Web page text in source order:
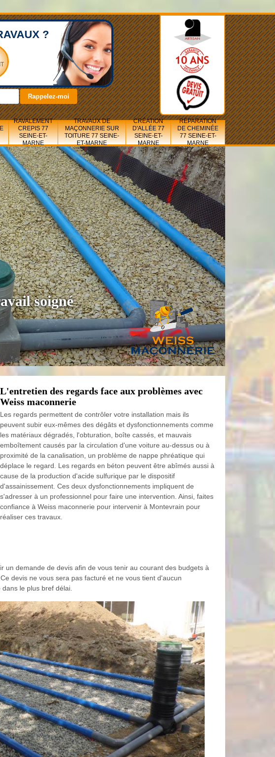
?
RAVALEMENT
CREPIS 77
SEINE-ET-
MARNE
TRAVAUX DE
MAÇONNERIE SUR
TOITURE 77 SEINE-
ET-MARNE
CRÉATION
D'ALLÉE 77
SEINE-ET-
MARNE
RÉPARATION
DE CHEMINÉE
77 SEINE-ET-
MARNE
soigné
L'entretien des regards face aux problèmes avec
Weiss maconnerie
Les regards permettent de contrôler votre installation mais ils
peuvent subir eux-mêmes des dégâts et dysfonctionnements comme
les matériaux dégradés, l'obturation, boîte cassés, et mauvais
emboîtement causés par la circulation d'une voiture au-dessus ou à
proximité de la canalisation, un problème de nappe phréatique qui
déplace le regard. Les regards en béton peuvent être abîmés aussi à
cause de la production d'acide sulfurique par le dispositif
d'assainissement. Ces deux dysfonctionnements impliquent de
s'adresser à un professionnel pour faire une intervention. Ainsi, faites
confiance à Weiss maconnerie pour intervenir à Montevrain pour
réaliser ces travaux.
demande de devis afin de vous tenir au courant des budgets à
devis ne vous sera pas facturé et ne vous tient d'aucun
le plus bref délai.